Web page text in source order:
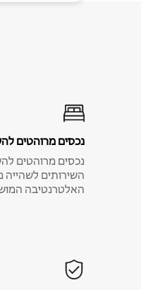
נכסים מרוהטים
נכסים מרוהטים
השירותים לשהייה
האלטרנטיבה